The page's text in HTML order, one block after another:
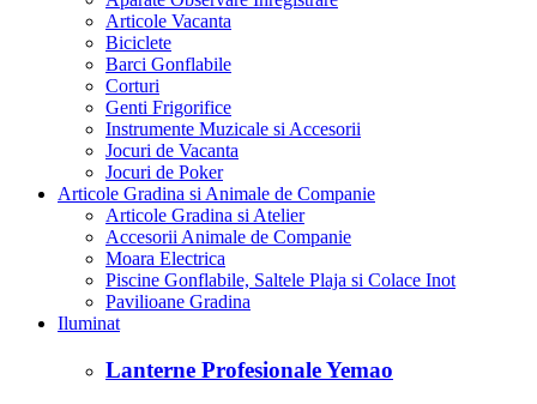
Articole Vacanta
Biciclete
Barci Gonflabile
Corturi
Genti Frigorifice
Instrumente Muzicale si Accesorii
Jocuri de Vacanta
Jocuri de Poker
Articole Gradina si Animale de Companie
Articole Gradina si Atelier
Accesorii Animale de Companie
Moara Electrica
Piscine Gonflabile, Saltele Plaja si Colace Inot
Pavilioane Gradina
Iluminat
Lanterne Profesionale Yemao